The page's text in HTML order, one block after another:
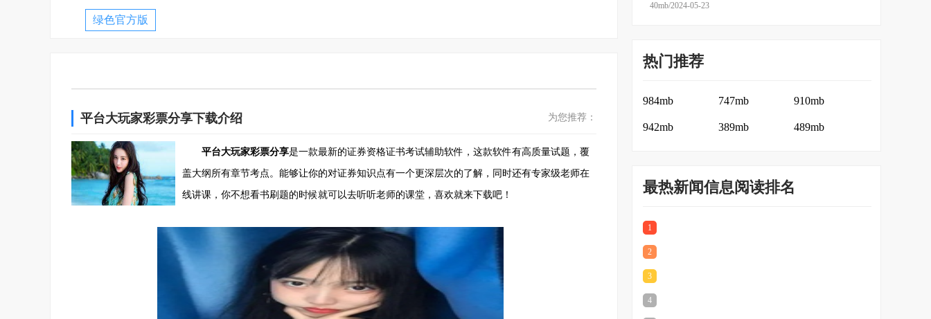
绿色官方版
平台大玩家彩票分享下载介绍 为您推荐：
平台大玩家彩票分享是一款最新的证券资格证书考试辅助软件，这款软件有高质量试题，覆
盖大纲所有章节考点。能够让你的对证券知识点有一个更深层次的了解，同时还有专家级老师在
线讲课，你不想看书刷题的时候就可以去听听老师的课堂，喜欢就来下载吧！
40mb/2024-05-23
热门推荐
984mb 747mb 910mb
942mb 389mb 489mb
最热新闻信息阅读排名
1
2
3
4